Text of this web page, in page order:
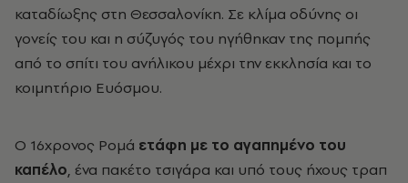
καταδίωξης στη Θεσσαλονίκη. Σε κλίμα οδύνης οι
γονείς του και η σύζυγός του ηγήθηκαν της πομπής
από το σπίτι του ανήλικου μέχρι την εκκλησία και το
κοιμητήριο Ευόσμου.
Ο 16χρονος Ρομά ετάφη με το αγαπημένο του
καπέλο, ένα πακέτο τσιγάρα και υπό τους ήχους τραπ